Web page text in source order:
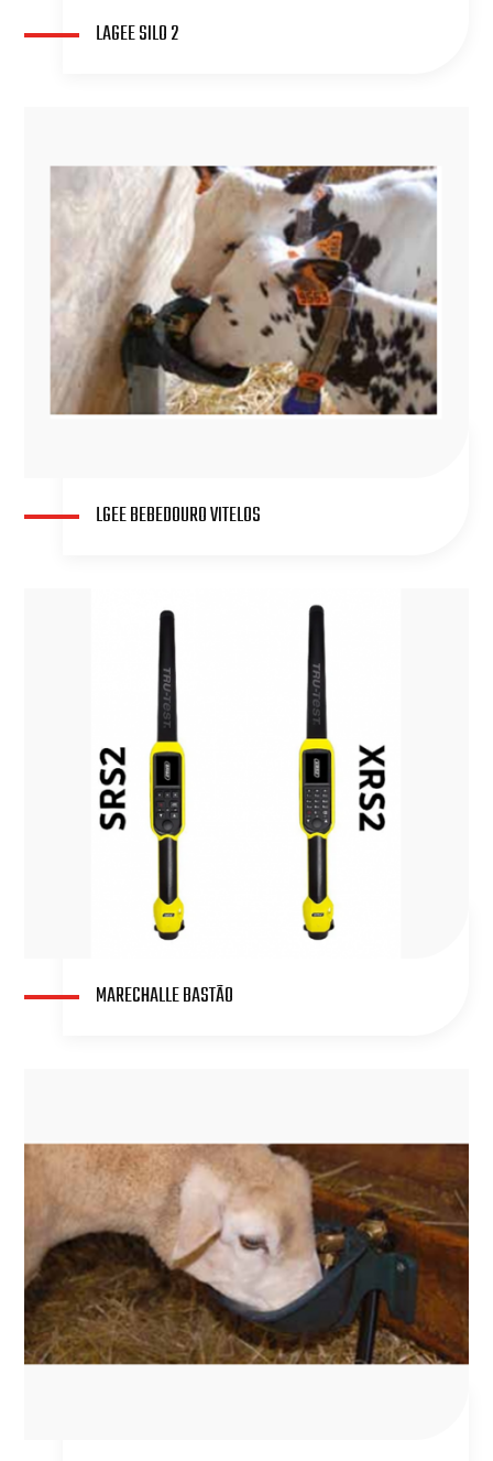
LAGEE SILO 2
LGEE BEBEDOURO VITELOS
MARECHALLE BASTÃO